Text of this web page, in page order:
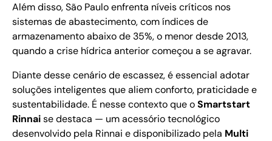
Além disso, São Paulo enfrenta níveis críticos nos
sistemas de abastecimento, com índices de
armazenamento abaixo de 35%, o menor desde 2013,
quando a crise hídrica anterior começou a se agravar.
Diante desse cenário de escassez, é essencial adotar
soluções inteligentes que aliem conforto, praticidade e
sustentabilidade. É nesse contexto que oSmartstart
Rinnaise destaca — um acessório tecnológico
desenvolvido pela Rinnai e disponibilizado pela Multi